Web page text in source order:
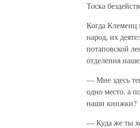
Тоска
Когда Клеменц
народ, их
потаповской
отделения
— Мне здесь
одно место, а
наши книжки?
— Куда же ты